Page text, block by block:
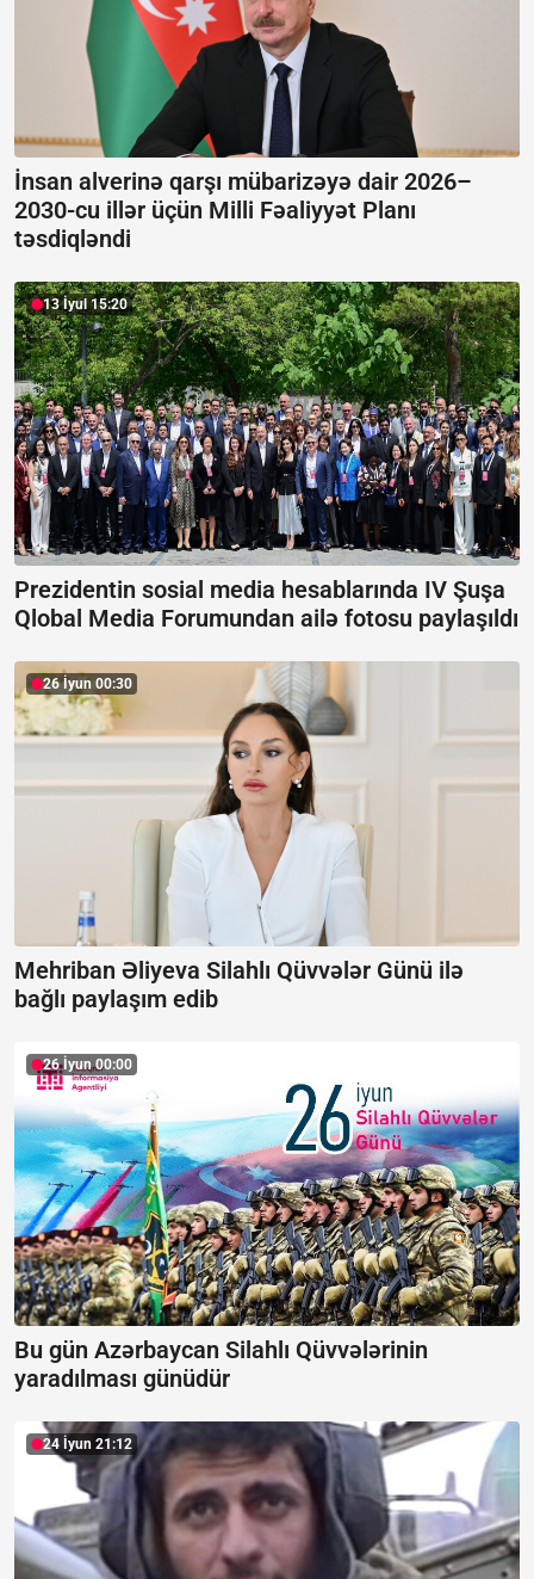
İnsan alverinə qarşı mübarizəyə dair 2026–
2030-cu illər üçün Milli Fəaliyyət Planı
təsdiqləndi
13 İyul 15:20
Prezidentin sosial media hesablarında IV Şuşa
Qlobal Media Forumundan ailə fotosu paylaşıldı
26 İyun 00:30
Mehriban Əliyeva Silahlı Qüvvələr Günü ilə
bağlı paylaşım edib
26 İyun 00:00
Bu gün Azərbaycan Silahlı Qüvvələrinin
yaradılması günüdür
24 İyun 21:12